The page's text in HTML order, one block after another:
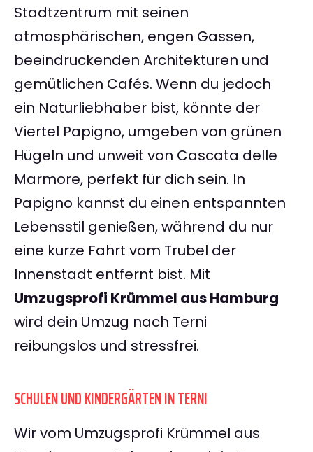
Stadtzentrum mit seinen
atmosphärischen, engen Gassen,
beeindruckenden Architekturen und
gemütlichen Cafés. Wenn du jedoch
ein Naturliebhaber bist, könnte der
Viertel Papigno, umgeben von grünen
Hügeln und unweit von Cascata delle
Marmore, perfekt für dich sein. In
Papigno kannst du einen entspannten
Lebensstil genießen, während du nur
eine kurze Fahrt vom Trubel der
Innenstadt entfernt bist. Mit
Umzugsprofi Krümmel aus Hamburg
wird dein Umzug nach Terni
reibungslos und stressfrei.
SCHULEN UND KINDERGÄRTEN IN TERNI
Wir vom Umzugsprofi Krümmel aus